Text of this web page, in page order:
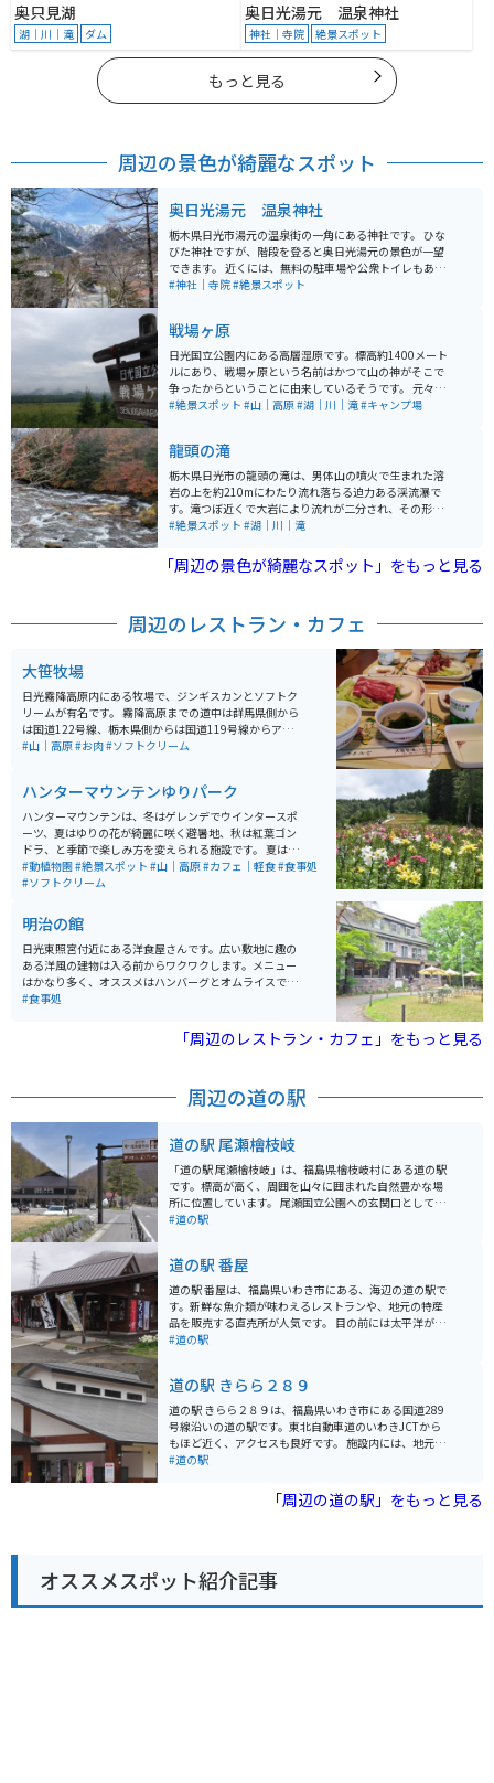
奥只見湖
湖｜川｜滝 ダム
奥日光湯元 温泉神社
神社｜寺院 絶景スポット
もっと見る
周辺の景色が綺麗なスポット
奥日光湯元 温泉神社
栃木県日光市湯元の温泉街の一角にある神社です。 ひな
びた神社ですが、階段を登ると奥日光湯元の景色が一望
できます。 近くには、無料の駐車場や公衆トイレもある
ほか、カフェもあります。 温泉宿、立ち寄り湯がたくさ
#神社｜寺院#絶景スポット
戦場ヶ原
日光国立公園内にある高層湿原です。標高約1400メート
ルにあり、戦場ヶ原という名前はかつて山の神がそこで
争ったからということに由来しているそうです。 元々は
湖だったところが、今は湿原になっています。とても広
#絶景スポット #山｜高原#湖｜川｜滝#キャンプ場
龍頭の滝
栃木県日光市の龍頭の滝は、男体山の噴火で生まれた溶
岩の上を約210mにわたり流れ落ちる迫力ある渓流瀑で
す。滝つぼ近くで大岩により流れが二分され、その形が
竜の頭に見えることから名が付いたといわれています。
観が楽しめ、特に紅葉時期は渓谷の色彩が美しく人気で
す。滝のすぐそばには茶屋があり、上から滝を眺められ
湖や戦場ヶ原などツーリングに最適な景勝地がそろって
#絶景スポット #湖｜川｜滝
「周辺の景色が綺麗なスポット」をもっと見る
周辺のレストラン・カフェ
大笹牧場
日光霧降高原内にある牧場で、ジンギスカンとソフトク
リームが有名です。 霧降高原までの道中は群馬県側から
は国道122号線、栃木県側からは国道119号線からアク
セス出来ます。駐車場も広いです。 周辺には、日光東照
も多数あります。
#山｜高原#お肉#ソフトクリーム
ハンターマウンテンゆりパーク
ハンターマウンテンは、冬はゲレンデでウインタースポ
ーツ、夏はゆりの花が綺麗に咲く避暑地、秋は紅葉ゴン
ドラ、と季節で楽しみ方を変えられる施設です。 夏はゲ
レンデ一面に咲くゆりの花が美しく、約50種400万輪の
ゆりは圧巻です。標高約1,300mの高原で、都会から1
オリジナルグッズのお土産などを購入できます。 秋はゴ
ンドラで、塩原の紅葉を空中散歩。もみじの名所、「日
塩もみじライン」を通り、絶景の期待感が高まります。
スキー場ならではの大パノラマを楽しめます。塩原温
泉、鬼怒川温泉も近いので、お帰りの際は日帰り温泉も
オススメです。
#動植物園#絶景スポット #山｜高原#カフェ｜軽食#食事処
#ソフトクリーム
明治の館
日光東照宮付近にある洋食屋さんです。広い敷地に趣の
ある洋風の建物は入る前からワクワクします。メニュー
はかなり多く、オススメはハンバーグとオムライスで
す。昔ながらの味わいで、明治時代にタイムスリッフし
有名で程よい甘さと酸味が癖になります。チーズケーキ
は持ち帰りもあるので、自宅でも楽しめます。
#食事処
「周辺のレストラン・カフェ」をもっと見る
周辺の道の駅
道の駅 尾瀬檜枝岐
「道の駅 尾瀬檜枝岐」は、福島県檜枝岐村にある道の駅
です。標高が高く、周囲を山々に囲まれた自然豊かな場
所に位置しています。 尾瀬国立公園への玄関口として知
られており、多くの登山客が訪れます。また、檜枝岐村
ります。檜枝岐そばや山菜料理などが人気です。バイク
で訪れる場合は、駐車場も広々としているので安心で
す。 周辺には、温泉施設やキャンプ場などもありますの
で、観光の拠点としても最適です。
#道の駅
道の駅 番屋
道の駅 番屋は、福島県いわき市にある、海辺の道の駅で
す。新鮮な魚介類が味わえるレストランや、地元の特産
品を販売する直売所が人気です。 目の前には太平洋が広
がり、潮風を感じながら食事や休憩を楽しむことができ
埼灯台やアクアマリンふくしまなど、観光スポットも点
在しています。 名物は、新鮮な魚介類を使った海鮮丼
や、地元産のわかめを使った「わかめソフトクリーム」
です。
#道の駅
道の駅 きらら２８９
道の駅 きらら２８９は、福島県いわき市にある国道289
号線沿いの道の駅です。東北自動車道のいわきJCTから
もほど近く、アクセスも良好です。 施設内には、地元で
とれた新鮮な野菜や果物を販売する農産物直売所や、お
所では、地元の農家が丹精込めて作った新鮮な野菜や果
物がずらりと並び、お土産にはもちろんのこと、旅の思
車場も広く、休憩場所としても最適です。道の駅 きらら
２８９は、ドライブやツーリングの休憩スポットとし
て、ぜひ立ち寄ってみてください。
#道の駅
「周辺の道の駅」をもっと見る
オススメスポット紹介記事